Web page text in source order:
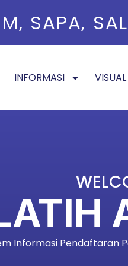
H ORASS SS
M, SAPA, SAL
INFORMASI
Informasi Pendaftaran